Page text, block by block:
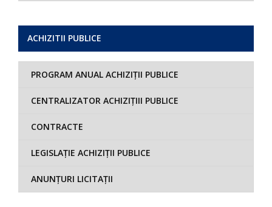
ACHIZITII PUBLICE
PROGRAM ANUAL ACHIZIȚII PUBLICE
CENTRALIZATOR ACHIZIȚIII PUBLICE
CONTRACTE
LEGISLAȚIE ACHIZIȚII PUBLICE
ANUNȚURI LICITAȚII